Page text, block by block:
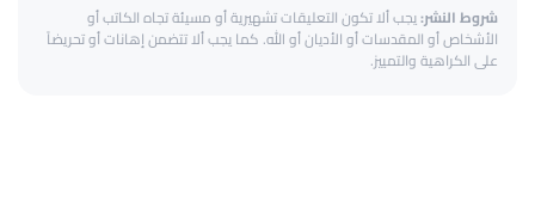
شروط النشر:يجب ألا تكون التعليقات تشهيرية أو مسيئة تجاه الكاتب أو
الأشخاص أو المقدسات أو الأديان أو الله. كما يجب ألا تتضمن إهانات أو تحريضاً
على الكراهية والتمييز.